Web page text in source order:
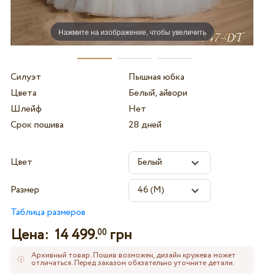
Нажмите на изображение, чтобы увеличить
Силуэт
Пышная юбка
Цвета
Белый, айвори
Шлейф
Нет
Срок пошива
28 дней
Цвет
Размер
Таблица размеров
Цена: 14 499.00грн
Архивный товар. Пошив возможен, дизайн кружева может
отличаться. Перед заказом обязательно уточните детали.